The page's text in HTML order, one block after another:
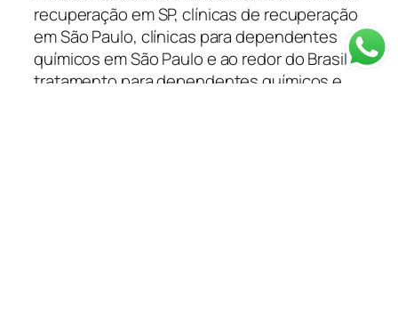
recuperação em SP, clínicas de recuperação
em São Paulo, clínicas para dependentes
químicos em São Paulo e ao redor do Brasil
tratamento para dependentes químicos e